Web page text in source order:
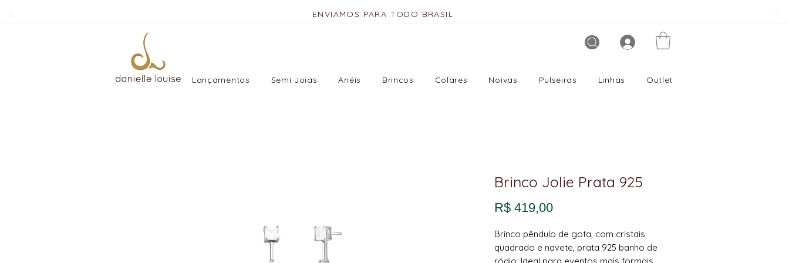
ENVIAMOS PARA TODO BRASIL
Lançamentos Semi Joias Anéis Brincos Colares Noivas Pulseiras Linhas Outlet
Brinco Jolie Prata 925
R$ 419,00Preço
Brinco pêndulo de gota, com cristais
quadrado e navete, prata 925 banho de